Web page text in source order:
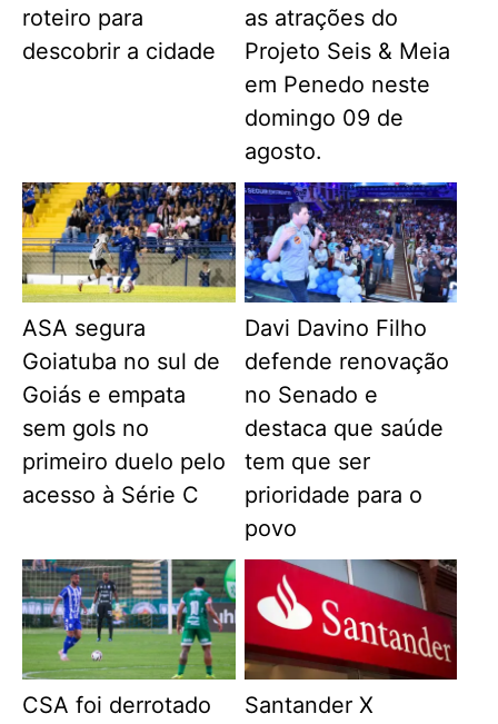
roteiro para
descobrir a cidade
as atrações do
Projeto Seis & Meia
em Penedo neste
domingo 09 de
agosto.
ASA segura
Goiatuba no sul de
Goiás e empata
sem gols no
primeiro duelo pelo
acesso à Série C
Davi Davino Filho
defende renovação
no Senado e
destaca que saúde
tem que ser
prioridade para o
povo
CSA foi derrotado
Santander X